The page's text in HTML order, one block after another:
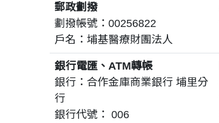
郵政劃撥
劃撥帳號：00256822
戶名：埔基醫療財團法人
銀行電匯、ATM轉帳
銀行：合作金庫商業銀行 埔里分
行
銀行代號： 006